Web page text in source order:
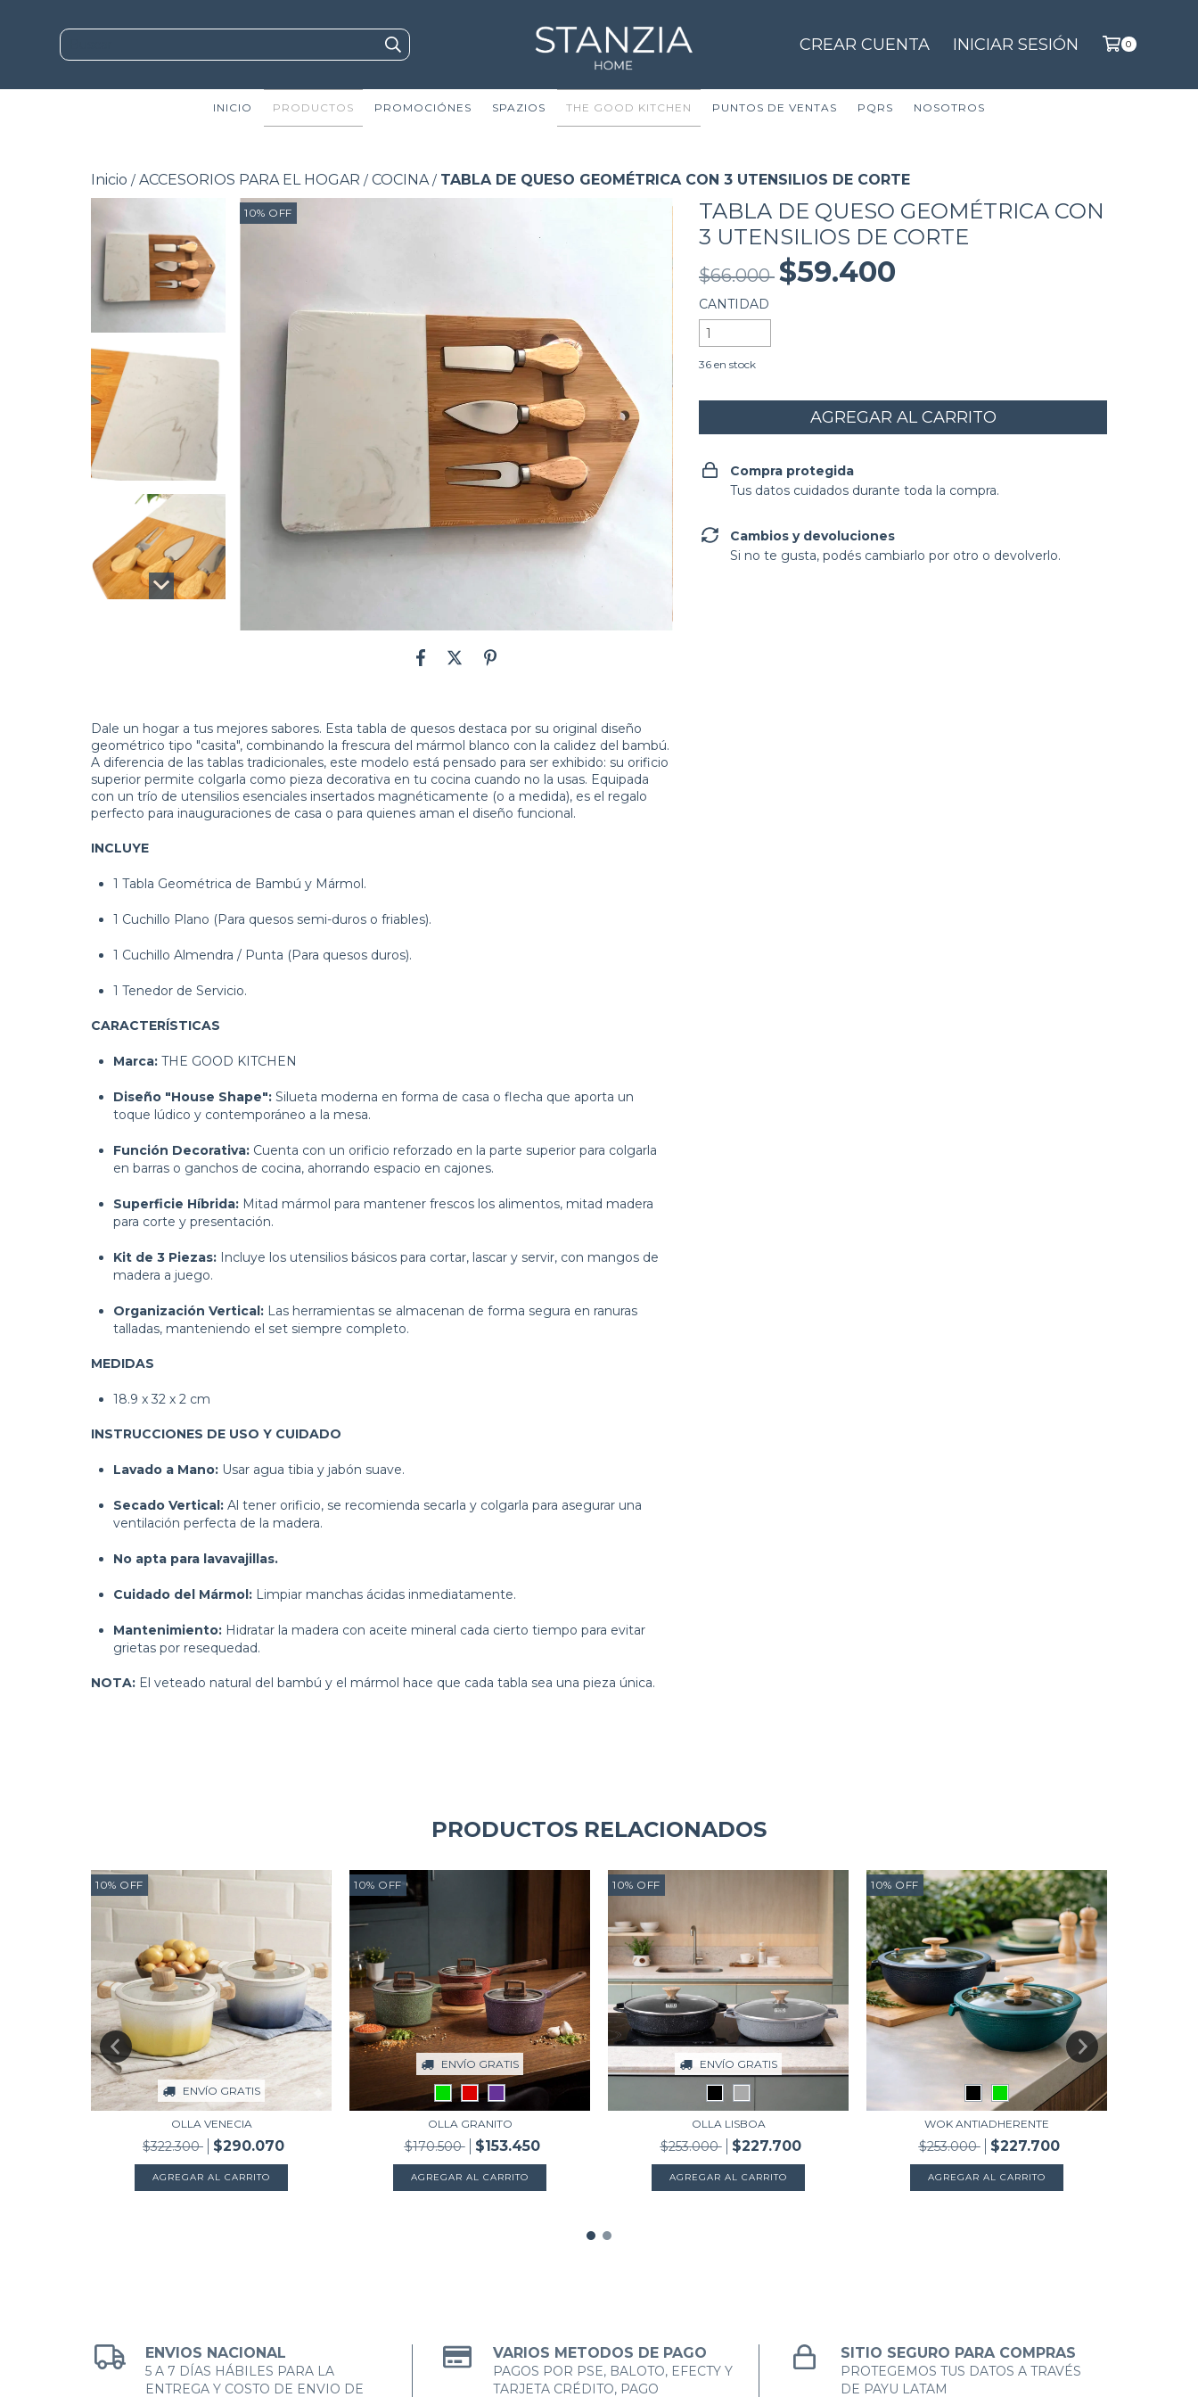
CREAR CUENTA INICIAR SESIÓN 0
INICIO PRODUCTOS PROMOCIÓNES SPAZIOS THE GOOD KITCHEN PUNTOS DE VENTAS PQRS NOSOTROS
Inicio / ACCESORIOS PARA EL HOGAR / COCINA / TABLA DE QUESO GEOMÉTRICA CON 3 UTENSILIOS DE CORTE
10% OFF
Dale un hogar a tus mejores sabores. Esta tabla de quesos destaca por su original diseño
geométrico tipo "casita", combinando la frescura del mármol blanco con la calidez del bambú.
A diferencia de las tablas tradicionales, este modelo está pensado para ser exhibido: su orificio
superior permite colgarla como pieza decorativa en tu cocina cuando no la usas. Equipada
con un trío de utensilios esenciales insertados magnéticamente (o a medida), es el regalo
perfecto para inauguraciones de casa o para quienes aman el diseño funcional.
INCLUYE
1 Tabla Geométrica de Bambú y Mármol.
1 Cuchillo Plano (Para quesos semi-duros o friables).
1 Cuchillo Almendra / Punta (Para quesos duros).
1 Tenedor de Servicio.
CARACTERÍSTICAS
Marca: THE GOOD KITCHEN
Diseño "House Shape": Silueta moderna en forma de casa o flecha que aporta un
toque lúdico y contemporáneo a la mesa.
Función Decorativa: Cuenta con un orificio reforzado en la parte superior para colgarla
en barras o ganchos de cocina, ahorrando espacio en cajones.
Superficie Híbrida: Mitad mármol para mantener frescos los alimentos, mitad madera
para corte y presentación.
Kit de 3 Piezas: Incluye los utensilios básicos para cortar, lascar y servir, con mangos de
madera a juego.
Organización Vertical: Las herramientas se almacenan de forma segura en ranuras
talladas, manteniendo el set siempre completo.
MEDIDAS
18.9 x 32 x 2 cm
INSTRUCCIONES DE USO Y CUIDADO
Lavado a Mano: Usar agua tibia y jabón suave.
Secado Vertical: Al tener orificio, se recomienda secarla y colgarla para asegurar una
ventilación perfecta de la madera.
No apta para lavavajillas.
Cuidado del Mármol: Limpiar manchas ácidas inmediatamente.
Mantenimiento: Hidratar la madera con aceite mineral cada cierto tiempo para evitar
grietas por resequedad.
NOTA: El veteado natural del bambú y el mármol hace que cada tabla sea una pieza única.
TABLA DE QUESO GEOMÉTRICA CON
3 UTENSILIOS DE CORTE
$66.000 $59.400
CANTIDAD
36 en stock
Compra protegida
Tus datos cuidados durante toda la compra.
Cambios y devoluciones
Si no te gusta, podés cambiarlo por otro o devolverlo.
PRODUCTOS RELACIONADOS
10% OFF
ENVÍO GRATIS
OLLA VENECIA
$322.300 $290.070
AGREGAR AL CARRITO
10% OFF
ENVÍO GRATIS
OLLA GRANITO
$170.500 $153.450
AGREGAR AL CARRITO
10% OFF
ENVÍO GRATIS
OLLA LISBOA
$253.000 $227.700
AGREGAR AL CARRITO
10% OFF
WOK ANTIADHERENTE
$253.000 $227.700
AGREGAR AL CARRITO
ENVIOS NACIONAL
5 A 7 DÍAS HÁBILES PARA LA
ENTREGA Y COSTO DE ENVIO DE
VARIOS METODOS DE PAGO
PAGOS POR PSE, BALOTO, EFECTY Y
TARJETA CRÉDITO, PAGO
SITIO SEGURO PARA COMPRAS
PROTEGEMOS TUS DATOS A TRAVÉS
DE PAYU LATAM